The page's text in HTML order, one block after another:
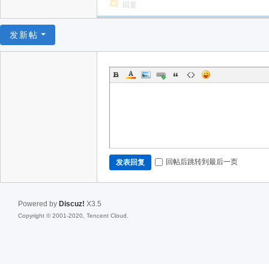
回复
发新帖
发表回复 回帖后跳转到最后一页
Powered by Discuz! X3.5
Copyright © 2001-2020, Tencent Cloud.